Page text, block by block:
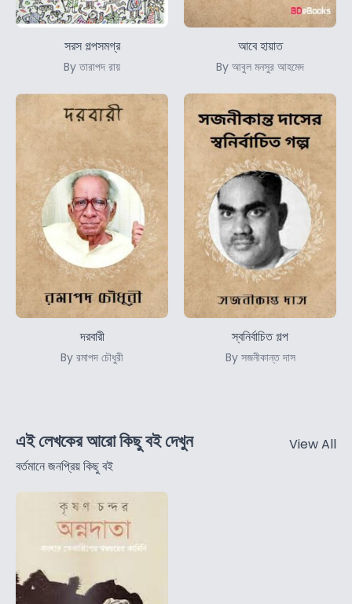
সরস গল্পসমগ্র
By তারাপদ রায়
আবে হায়াত
By আবুল মনসুর আহমেদ
দরবারী
By রমাপদ চৌধুরী
স্বনির্বাচিত গল্প
By সজনীকান্ত দাস
এই লেখকের আরো কিছু বই দেখুন
বর্তমানে জনপ্রিয় কিছু বই
View All